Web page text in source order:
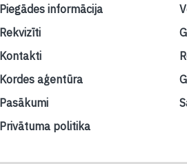
Piegādes informācija
Rekvizīti
Kontakti
Kordes aģentūra
Pasākumi
Privātuma politika